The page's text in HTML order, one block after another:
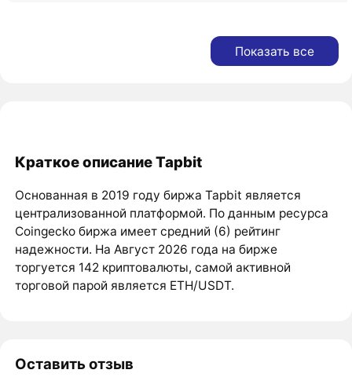
Показать все
Краткое описание Tapbit
Основанная в 2019 году биржа Tapbit является
централизованной платформой. По данным ресурса
Coingecko биржа имеет средний (6) рейтинг
надежности. На Август 2026 года на бирже
торгуется 142 криптовалюты, самой активной
торговой парой является ETH/USDT.
Оставить отзыв